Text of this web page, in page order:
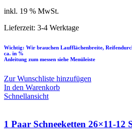
inkl. 19 % MwSt.
Lieferzeit: 3-4 Werktage
Wichtig: Wir brauchen Laufflächenbreite,
ca. in %
Anleitung zum messen siehe Menüleiste
Zur Wunschliste hinzufügen
In den Warenkorb
Schnellansicht
1 Paar Schneeketten 26×11-12